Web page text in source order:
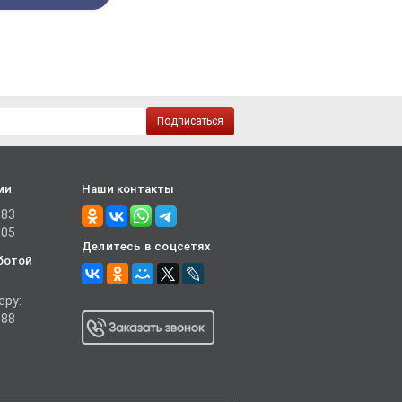
Подписаться
Наши контакты
Делитесь в соцсетях